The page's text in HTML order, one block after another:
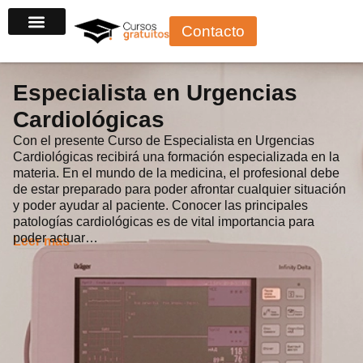
al
Contacto
Especialista en Urgencias
Cardiológicas
Con el presente Curso de Especialista en Urgencias
Cardiológicas recibirá una formación especializada en la
materia. En el mundo de la medicina, el profesional debe
de estar preparado para poder afrontar cualquier situación
y poder ayudar al paciente. Conocer las principales
patologías cardiológicas es de vital importancia para
poder actuar…
Leer más